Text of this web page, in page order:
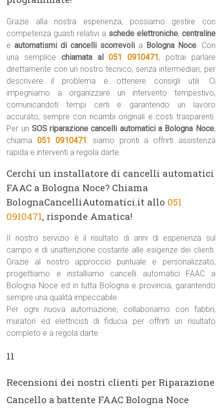
Grazie alla nostra esperienza, possiamo gestire con
competenza guasti relativi a schede elettroniche, centraline
eautomatismi di cancelli scorrevoli a Bologna Noce. Con
una semplice chiamata al051 0910471, potrai parlare
direttamente con un nostro tecnico, senza intermediari, per
descrivere il problema e ottenere consigli utili. Ci
impegniamo a organizzare un intervento tempestivo,
comunicandoti tempi certi e garantendo un lavoro
accurato, sempre con ricambi originali e costi trasparenti.
Per un SOS riparazione cancelli automatici a Bologna Noce,
chiama051 0910471: siamo pronti a offrirti assistenza
rapida e interventi a regola darte.
Cerchi un installatore di cancelli automatici
FAAC a Bologna Noce? Chiama
BolognaCancelliAutomatici.it allo 051
0910471, risponde Amatica!
Il nostro servizio è il risultato di anni di esperienza sul
campo e di unattenzione costante alle esigenze dei clienti.
Grazie al nostro approccio puntuale e personalizzato,
progettiamo e installiamo cancelli automatici FAAC a
Bologna Noce ed in tutta Bologna e provincia, garantendo
sempre una qualità impeccabile.
Per ogni nuova automazione, collaboriamo con fabbri,
muratori ed elettricisti di fiducia per offrirti un risultato
completo e a regola darte.
11
Recensioni dei nostri clienti per Riparazione
Cancello a battente FAAC Bologna Noce